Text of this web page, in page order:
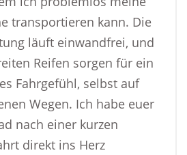
transportieren kann. Die
läuft einwandfrei, und
Reifen sorgen für ein
Fahrgefühl, selbst auf
Wegen. Ich habe euer
nach einer kurzen
direkt ins Herz